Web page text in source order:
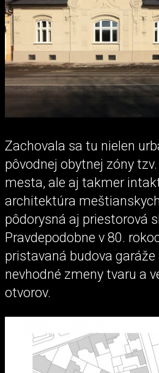
Zachovala sa tu nielen
pôvodnej obytnej zóny
mesta, ale aj takmer
architektúra
pôdorysná aj priestorová
Pravdepodobne v 80.
pristavaná budova garáže
nevhodné zmeny tvaru a
otvorov.